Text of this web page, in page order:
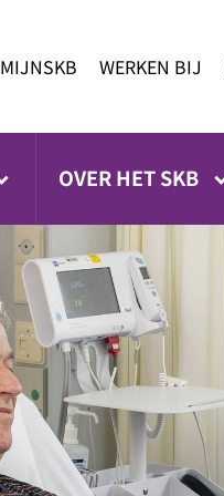
MIJNSKB WERKEN BIJ
OVER HET SKB